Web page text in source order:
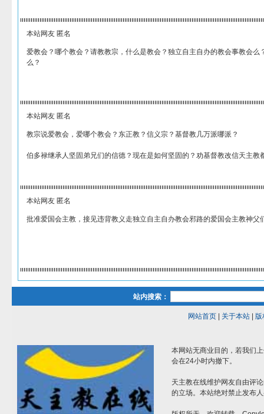
本站网友 匿名
爱教会？哪个教会？请教教宗，什么是教会？独立自主自办的教会事教会么
么？
本站网友 匿名
教宗说爱教会，爱哪个教会？东正教？信义宗？基督教几万派哪派？
伯多禄继承人坚固弟兄们的信德？现在是如何坚固的？劝基督教改信天主教
本站网友 匿名
批准爱国会主教，接见违背教义走独立自主自办教会邪路的爱国会主教神父
站内搜索：
网站首页| 关于本站| 版
本网站无商业目的，若我们
会在24小时内撤下。
天主教在线维护网友自由评
的立场。本站绝对禁止发布